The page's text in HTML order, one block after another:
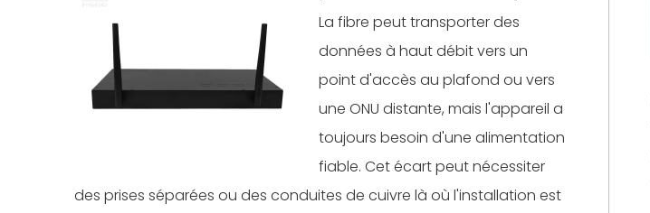
La fibre peut transporter des
données à haut débit vers un
point d'accès au plafond ou vers
une ONU distante, mais l'appareil a
toujours besoin d'une alimentation
fiable. Cet écart peut nécessiter
des prises séparées ou des conduites de cuivre là où l'installation est